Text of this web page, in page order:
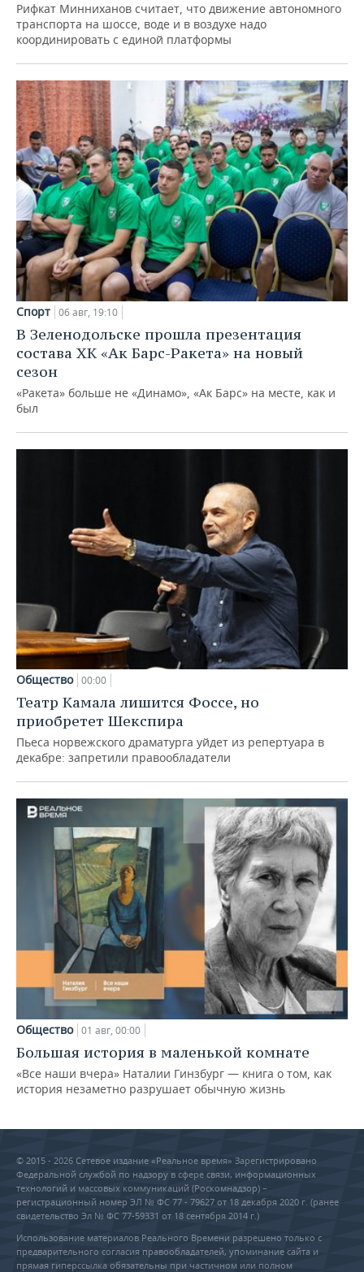
Рифкат Минниханов считает, что движение автономного
транспорта на шоссе, воде и в воздухе надо
координировать с единой платформы
Спорт 06 авг, 19:10
В Зеленодольске прошла презентация
состава ХК «Ак Барс-Ракета» на новый
сезон
«Ракета» больше не «Динамо», «Ак Барс» на месте, как и
был
Общество 00:00
Театр Камала лишится Фоссе, но
приобретет Шекспира
Пьеса норвежского драматурга уйдет из репертуара в
декабре: запретили правообладатели
Общество 01 авг, 00:00
Большая история в маленькой комнате
«Все наши вчера» Наталии Гинзбург — книга о том, как
история незаметно разрушает обычную жизнь
© 2015 - 2026 Сетевое издание «Реальное время» Зарегистрировано
Федеральной службой по надзору в сфере связи, информационных
технологий и массовых коммуникаций (Роскомнадзор) –
регистрационный номер ЭЛ № ФС 77 - 79627 от 18 декабря 2020 г. (ранее
свидетельство Эл № ФС 77-59331 от 18 сентября 2014 г.)
Использование материалов Реального Времени разрешено только с
предварительного согласия правообладателей, упоминание сайта и
прямая гиперссылка обязательны при частичном или полном